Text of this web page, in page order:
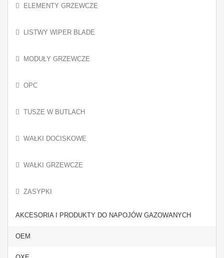
ELEMENTY GRZEWCZE
LISTWY WIPER BLADE
MODUŁY GRZEWCZE
OPC
TUSZE W BUTLACH
WAŁKI DOCISKOWE
WAŁKI GRZEWCZE
ZASYPKI
AKCESORIA I PRODUKTY DO NAPOJÓW GAZOWANYCH
OEM